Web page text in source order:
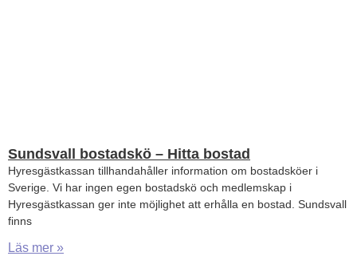
Sundsvall bostadskö – Hitta bostad
Hyresgästkassan tillhandahåller information om bostadsköer i
Sverige. Vi har ingen egen bostadskö och medlemskap i
Hyresgästkassan ger inte möjlighet att erhålla en bostad. Sundsvall
finns
Läs mer »